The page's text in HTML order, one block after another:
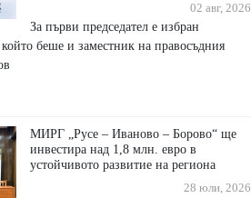
02 авг, 2026
За първи председател е избран
беше и заместник на правосъдния
МИРГ „Русе – Иваново – Борово“ ще
инвестира над 1,8 млн. евро в
устойчивото развитие на региона
28 юли, 2026